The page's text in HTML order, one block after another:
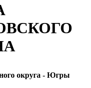
округа - Югры